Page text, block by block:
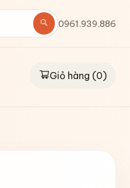
0961.939.886
Giỏ hàng (0)